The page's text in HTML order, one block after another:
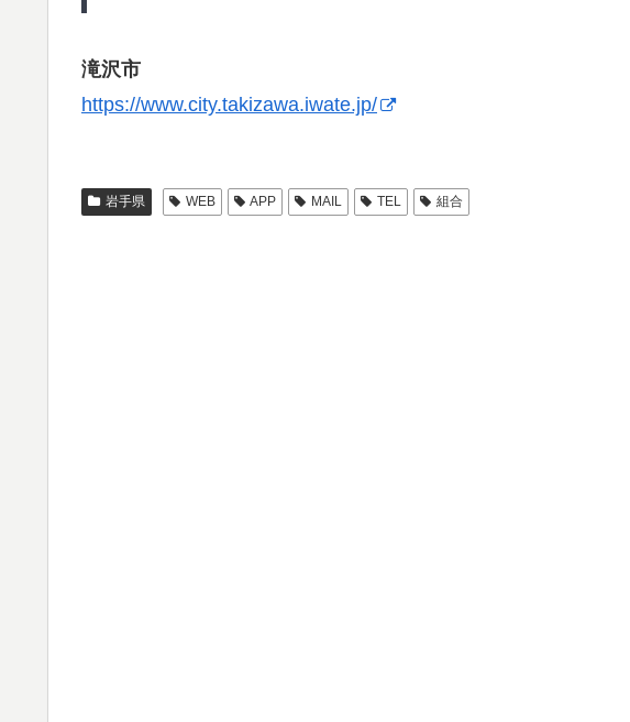
滝沢市
https://www.city.takizawa.iwate.jp/
岩手県 WEB APP MAIL TEL 組合